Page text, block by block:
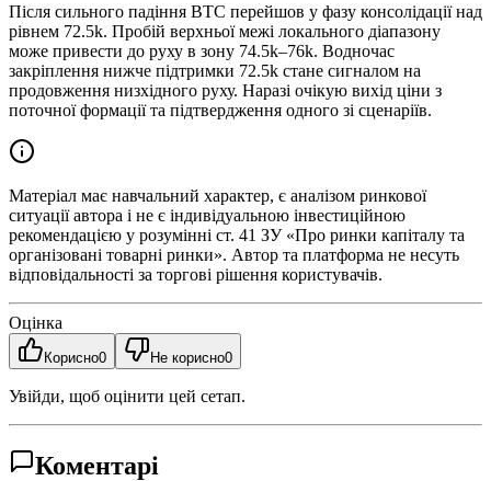
Після сильного падіння BTC перейшов у фазу консолідації над
рівнем 72.5k. Пробій верхньої межі локального діапазону
може привести до руху в зону 74.5k–76k. Водночас
закріплення нижче підтримки 72.5k стане сигналом на
продовження низхідного руху. Наразі очікую вихід ціни з
поточної формації та підтвердження одного зі сценаріїв.
Матеріал має навчальний характер, є аналізом ринкової
ситуації автора і не є індивідуальною інвестиційною
рекомендацією у розумінні ст. 41 ЗУ «Про ринки капіталу та
організовані товарні ринки». Автор та платформа не несуть
відповідальності за торгові рішення користувачів.
Оцінка
Корисно0 Не корисно0
Увійди, щоб оцінити цей сетап.
Коментарі